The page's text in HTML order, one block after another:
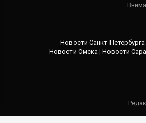
Новости Санкт-Петербурга
Новости Омска | Новости